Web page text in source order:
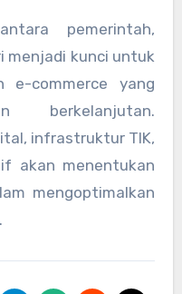
pemerintah,
menjadi kunci untuk
e-commerce yang
berkelanjutan.
infrastruktur TIK,
akan menentukan
mengoptimalkan